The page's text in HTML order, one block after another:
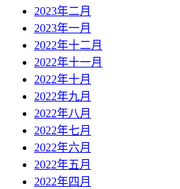
2023年二月
2023年一月
2022年十二月
2022年十一月
2022年十月
2022年九月
2022年八月
2022年七月
2022年六月
2022年五月
2022年四月